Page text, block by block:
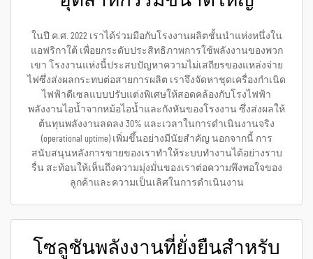
ในปี ค.ศ. 2022 เราได้ร่วมมือกับโรงงานผลิตชั้นนำแห่งหนึ่งใน
แอฟริกาใต้ เพื่อยกระดับประสิทธิภาพการใช้พลังงานของพวก
เขา โรงงานแห่งนี้ประสบปัญหาความไม่เสถียรของแหล่งจ่าย
ไฟซึ่งส่งผลกระทบต่อสายการผลิต เราจึงจัดหาชุดเครื่องกำเนิด
ไฟฟ้าดีเซลแบบปรับแต่งพิเศษให้สอดคล้องกับโรงไฟฟ้า
พลังงานไอน้ำจากหม้อไอน้ำและกังหันของโรงงาน ซึ่งส่งผลให้
ต้นทุนพลังงานลดลง 30% และเวลาในการดำเนินงานจริง
(operational uptime) เพิ่มขึ้นอย่างมีนัยสำคัญ นอกจากนี้ การ
สนับสนุนหลังการขายของเราทำให้ระบบทำงานได้อย่างราบ
รื่น สะท้อนให้เห็นถึงความมุ่งมั่นของเราต่อความพึงพอใจของ
ลูกค้าและความเป็นเลิศในการดำเนินงาน
โซลูชันพลังงานที่ยั่งยืนสำหรับ